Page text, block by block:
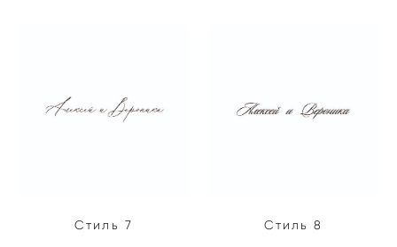
Стиль 7 Стиль 8